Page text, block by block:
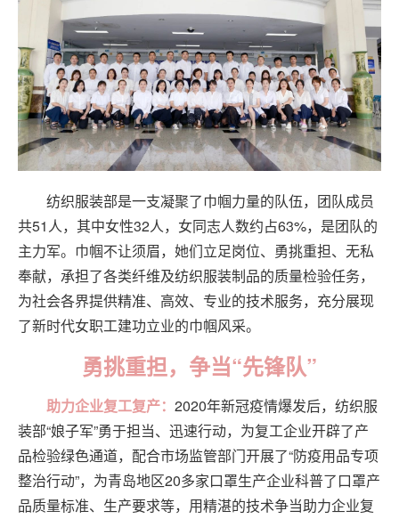
纺织服装部是一支凝聚了巾帼力量的队伍，团队成员
共51人，其中女性32人，女同志人数约占63%，是团队的
主力军。巾帼不让须眉，她们立足岗位、勇挑重担、无私
奉献，承担了各类纤维及纺织服装制品的质量检验任务，
为社会各界提供精准、高效、专业的技术服务，充分展现
了新时代女职工建功立业的巾帼风采。
勇挑重担，争当“先锋队”
助力企业复工复产： 2020年新冠疫情爆发后，纺织服
装部“娘子军”勇于担当、迅速行动，为复工企业开辟了产
品检验绿色通道，配合市场监管部门开展了“防疫用品专项
整治行动”，为青岛地区20多家口罩生产企业科普了口罩产
品质量标准、生产要求等，用精湛的技术争当助力企业复